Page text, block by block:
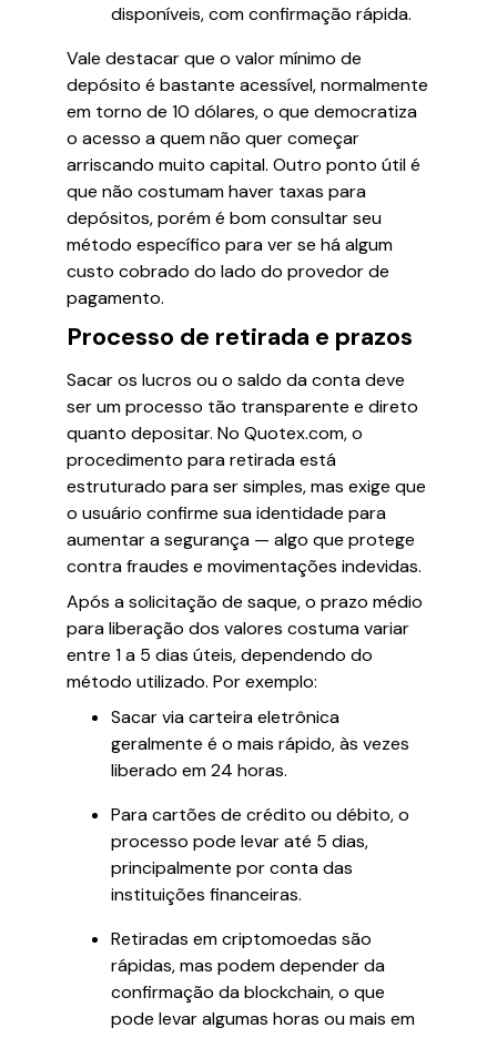
disponíveis, com confirmação rápida.
Vale destacar que o valor mínimo de
depósito é bastante acessível, normalmente
em torno de 10 dólares, o que democratiza
o acesso a quem não quer começar
arriscando muito capital. Outro ponto útil é
que não costumam haver taxas para
depósitos, porém é bom consultar seu
método específico para ver se há algum
custo cobrado do lado do provedor de
pagamento.
Processo de retirada e prazos
Sacar os lucros ou o saldo da conta deve
ser um processo tão transparente e direto
quanto depositar. No Quotex.com, o
procedimento para retirada está
estruturado para ser simples, mas exige que
o usuário confirme sua identidade para
aumentar a segurança — algo que protege
contra fraudes e movimentações indevidas.
Após a solicitação de saque, o prazo médio
para liberação dos valores costuma variar
entre 1 a 5 dias úteis, dependendo do
método utilizado. Por exemplo:
Sacar via carteira eletrônica
geralmente é o mais rápido, às vezes
liberado em 24 horas.
Para cartões de crédito ou débito, o
processo pode levar até 5 dias,
principalmente por conta das
instituições financeiras.
Retiradas em criptomoedas são
rápidas, mas podem depender da
confirmação da blockchain, o que
pode levar algumas horas ou mais em